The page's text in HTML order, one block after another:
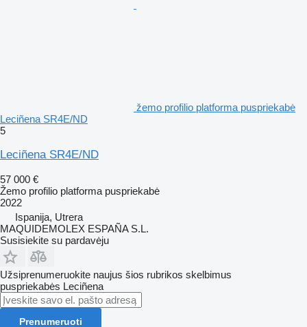
žemo profilio platforma puspriekabė
Leciñena SR4E/ND
5
Leciñena SR4E/ND
57 000 €
Žemo profilio platforma puspriekabė
2022
Ispanija, Utrera
MAQUIDEMOLEX ESPAÑA S.L.
Susisiekite su pardavėju
Užsiprenumeruokite naujus šios rubrikos skelbimus
puspriekabės Leciñena
Prenumeruoti